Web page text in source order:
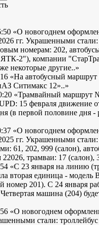
«О новогоднем
гг. Украшенными
номерам: 202,
2"), компании
некоторые другие..»
«На автобусный
Ситимакс 12»..»
«Трамвайный маршрут
15 февраля движение
(в первой половине дня -
«О новогоднем
гг. Украшенными
61, 202, 999 (салон),
трамваи: 17 (салон),
«С 23 января на линию
вторая единица - модель
номер 201). С 24 января
машина (204)
«О новогоднем
стали: